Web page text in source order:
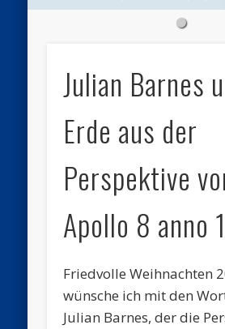
Julian Barnes
Erde aus der
Perspektive
Apollo 8 anno
Friedvolle Weihnachten
wünsche ich mit den
Julian Barnes, der die